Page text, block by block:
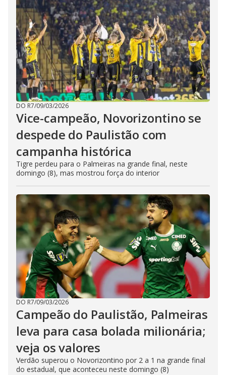
DO R7/09/03/2026
Vice-campeão, Novorizontino se
despede do Paulistão com
campanha histórica
Tigre perdeu para o Palmeiras na grande final, neste
domingo (8), mas mostrou força do interior
DO R7/09/03/2026
Campeão do Paulistão, Palmeiras
leva para casa bolada milionária;
veja os valores
Verdão superou o Novorizontino por 2 a 1 na grande final
do estadual, que aconteceu neste domingo (8)